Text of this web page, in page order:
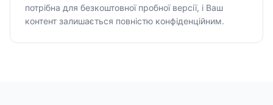
потрібна для безкоштовної пробної версії, і Ваш
контент залишається повністю конфіденційним.